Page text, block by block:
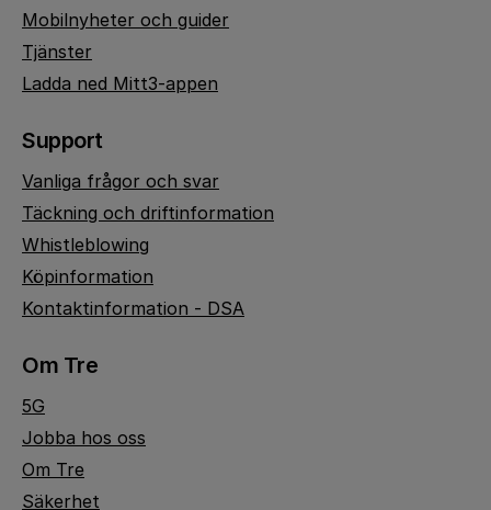
Mobilnyheter och guider
Tjänster
Ladda ned Mitt3-appen
Support
Vanliga frågor och svar
Täckning och driftinformation
Whistleblowing
Köpinformation
Kontaktinformation - DSA
Om Tre
5G
Jobba hos oss
Om Tre
Säkerhet